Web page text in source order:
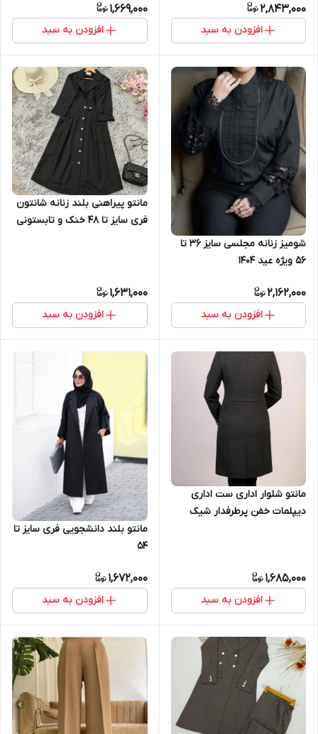
2,843,000
افزودن به سبد
1,669,000
افزودن به سبد
شومیز زنانه مجلسی سایز ۳۶ تا
۵۶ ویژه عید ۱۴۰۴
2,162,000
افزودن به سبد
مانتو پیراهنی بلند زنانه شانتون
فری سایز تا ۴۸ خنک و تابستونی
1,631,000
افزودن به سبد
مانتو شلوار اداری ست اداری
دیپلمات خفن پرطرفدار شیک
1,685,000
افزودن به سبد
مانتو بلند دانشجویی فری سایز تا
۵۴
1,672,000
افزودن به سبد